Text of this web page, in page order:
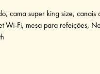
cama super king size, canais
Wi-Fi, mesa para refeições,